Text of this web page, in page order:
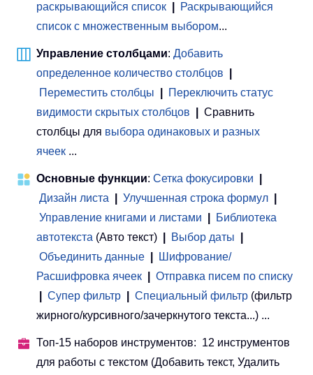
раскрывающийся список
Раскрывающийся
список с множественным выбором...
Управление столбцами: Добавить
определенное количество столбцов
Переместить столбцы
Переключить статус
видимости скрытых столбцов
Сравнить
столбцы для выбора одинаковых и разных
ячеек ...
Основные функции: Сетка фокусировки
Дизайн листа
Улучшенная строка формул
Управление книгами и листами
Библиотека
автотекста (Авто текст) Выбор даты
Объединить данные
Шифрование/
Расшифровка ячеек
Отправка писем по списку
Супер фильтр Специальный фильтр (фильтр
жирного/курсивного/зачеркнутого текста...) ...
Топ-15 наборов инструментов: 12 инструментов
для работы с текстом (Добавить текст, Удалить